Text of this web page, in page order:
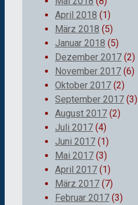
April 2018 (1)
März 2018 (5)
Januar 2018 (5)
Dezember 2017 (2)
November 2017 (6)
Oktober 2017 (2)
September 2017 (3)
August 2017 (2)
Juli 2017 (4)
Juni 2017 (1)
Mai 2017 (3)
April 2017 (1)
März 2017 (7)
Februar 2017 (3)